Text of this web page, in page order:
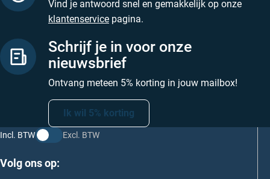
Vind je antwoord snel en gemakkelijk op onze
klantenservice pagina.
Schrijf je in voor onze
nieuwsbrief
Ontvang meteen 5% korting in jouw mailbox!
Ik wil 5% korting
Incl. BTW Excl. BTW
Volg ons op: